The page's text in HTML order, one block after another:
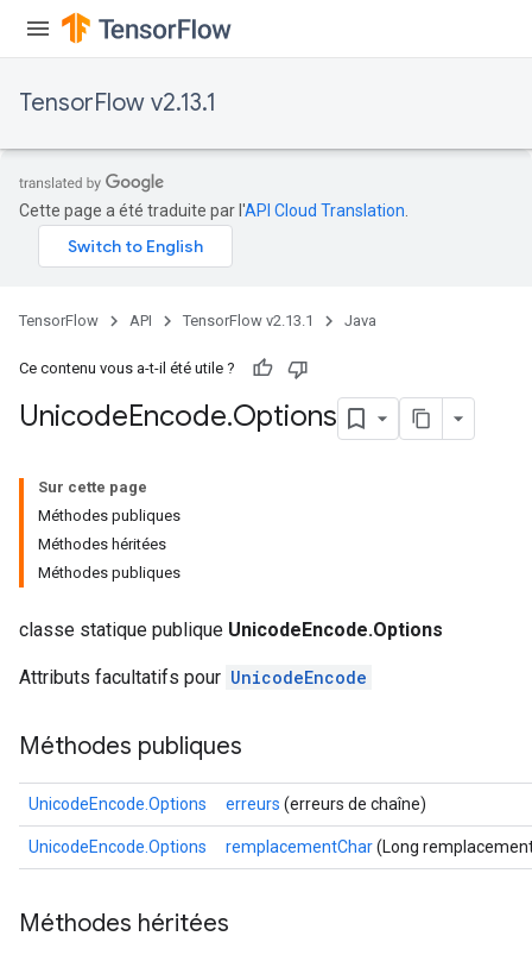
TensorFlow v2.13.1
Cette page a été traduite par l'API Cloud Translation
TensorFlow API TensorFlow v2.13.1 Java
Ce contenu vous a-t-il été utile ?
UnicodeEncode.Options
Sur cette page
Méthodes publiques
Méthodes héritées
Méthodes publiques
classe statique publique UnicodeEncode.Options
Attributs facultatifs pour UnicodeEncode
Méthodes publiques
UnicodeEncode.Options erreurs (erreurs de chaîne)
UnicodeEncode.Options remplacementChar(Long
Méthodes héritées